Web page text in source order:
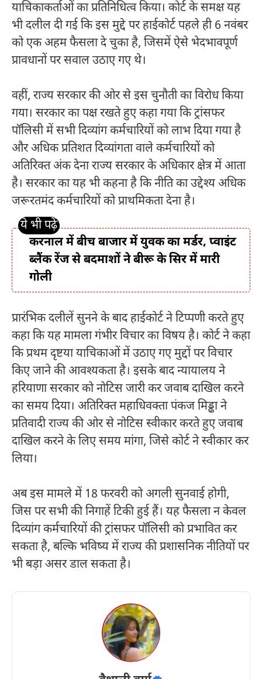
याचिकाकर्ताओं का प्रतिनिधित्व किया। कोर्ट के समक्ष यह
भी दलील दी गई कि इस मुद्दे पर हाईकोर्ट पहले ही 6 नवंबर
को एक अहम फैसला दे चुका है, जिसमें ऐसे भेदभावपूर्ण
प्रावधानों पर सवाल उठाए गए थे।
वहीं, राज्य सरकार की ओर से इस चुनौती का विरोध किया
गया। सरकार का पक्ष रखते हुए कहा गया कि ट्रांसफर
पॉलिसी में सभी दिव्यांग कर्मचारियों को लाभ दिया गया है
और अधिक प्रतिशत दिव्यांगता वाले कर्मचारियों को
अतिरिक्त अंक देना राज्य सरकार के अधिकार क्षेत्र में आता
है। सरकार का यह भी कहना है कि नीति का उद्देश्य अधिक
जरूरतमंद कर्मचारियों को प्राथमिकता देना है।
करनाल में बीच बाजार में युवक का मर्डर, प्वाइंट
ब्लैंक रेंज से बदमाशों ने बीरू के सिर में मारी
गोली
प्रारंभिक दलीलें सुनने के बाद हाईकोर्ट ने टिप्पणी करते हुए
कहा कि यह मामला गंभीर विचार का विषय है। कोर्ट ने कहा
कि प्रथम दृष्टया याचिकाओं में उठाए गए मुद्दों पर विचार
किए जाने की आवश्यकता है। इसके बाद न्यायालय ने
हरियाणा सरकार को नोटिस जारी कर जवाब दाखिल करने
का समय दिया। अतिरिक्त महाधिवक्ता पंकज मिड्ढा ने
प्रतिवादी राज्य की ओर से नोटिस स्वीकार करते हुए जवाब
दाखिल करने के लिए समय मांगा, जिसे कोर्ट ने स्वीकार कर
लिया।
अब इस मामले में 18 फरवरी को अगली सुनवाई होगी,
जिस पर सभी की निगाहें टिकी हुई हैं। यह फैसला न केवल
दिव्यांग कर्मचारियों की ट्रांसफर पॉलिसी को प्रभावित कर
सकता है, बल्कि भविष्य में राज्य की प्रशासनिक नीतियों पर
भी बड़ा असर डाल सकता है।